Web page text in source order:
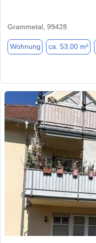
Grammetal, 99428
Wohnung ca. 53,00 m²